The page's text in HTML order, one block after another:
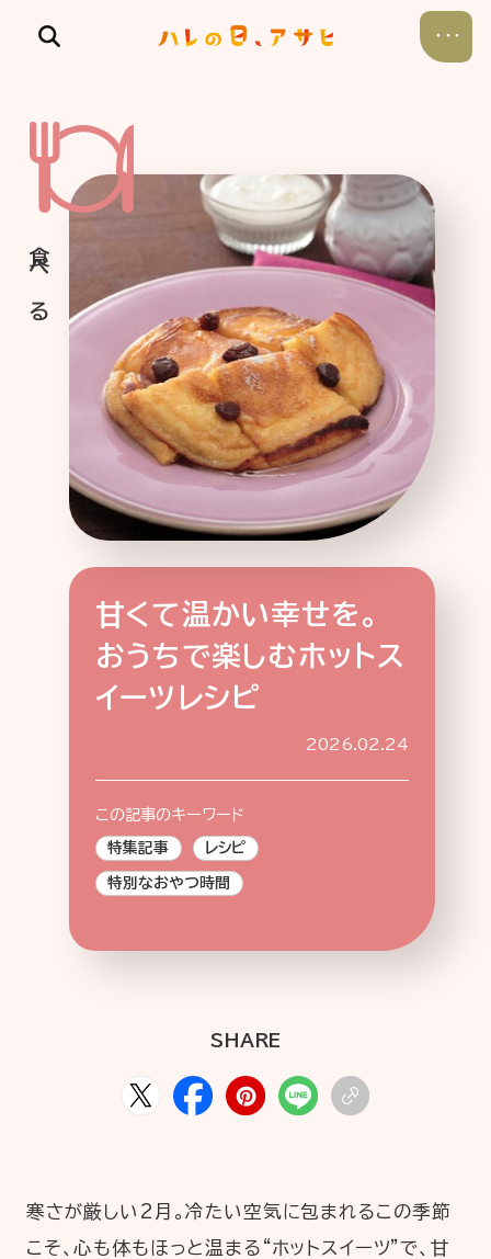
飲む
暮らす
遊ぶ
考える
特集記事 連載 アサヒの人 歴史
夏のビール特集2025 ビール
お酒との付き合い方
レシピ みんなで乾杯
特別なおやつ時間 エノテカ
スマホ写真
甘くて温かい幸せを。
おうちで楽しむホットス
イーツレシピ
2026.02.24
この記事のキーワード
特集記事 レシピ
特別なおやつ時間
SHARE
寒さが厳しい2月。冷たい空気に包まれるこの季節
こそ、心も体もほっと温まる“ホットスイーツ”で、甘